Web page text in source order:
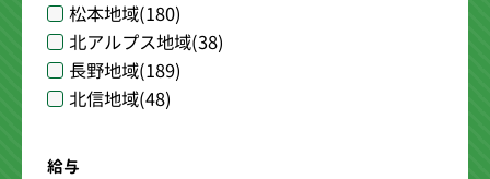
松本地域(180)
北アルプス地域(38)
長野地域(189)
北信地域(48)
給与